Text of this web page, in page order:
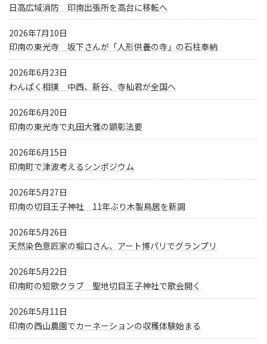
日高広域消防 印南出張所を高台に移転へ
2026年7月10日
印南の東光寺 坂下さんが「人形供養の寺」の石柱奉納
2026年6月23日
わんぱく相撲 中西、新谷、寺杣君が全国へ
2026年6月20日
印南の東光寺で丸田大雅の顕彰法要
2026年6月15日
印南町で津波考えるシンポジウム
2026年5月27日
印南の切目王子神社 11年ぶり木製鳥居を新調
2026年5月26日
天然染色意匠家の堀口さん、アート博パリでグランプリ
2026年5月22日
印南町の短歌クラブ 聖地切目王子神社で歌会開く
2026年5月11日
印南の西山農園でカーネーションの収穫体験始まる